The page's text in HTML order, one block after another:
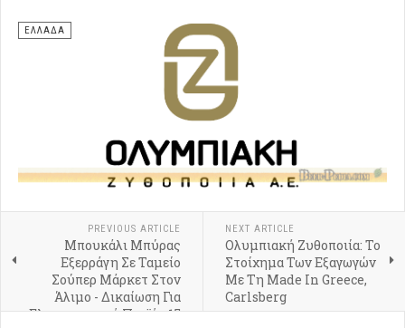
ΕΛΛΑΔΑ
PREVIOUS ARTICLE
Μπουκάλι Μπύρας
Εξερράγη Σε Ταμείο
Σούπερ Μάρκετ Στον
Άλιμο - Δικαίωση Για
Ελαττωματικό Προϊόν 15
NEXT ARTICLE
Ολυμπιακή Ζυθοποιία: Το
Στοίχημα Των Εξαγωγών
Με Τη Made In Greece,
Carlsberg